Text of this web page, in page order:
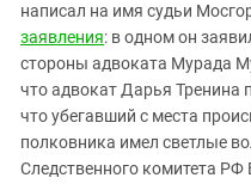
написал на имя судьи
заявления: в одном он
стороны адвоката Мурада
что адвокат Дарья Тренина
что убегавший с места
полковника имел светлые
Следственного комитета